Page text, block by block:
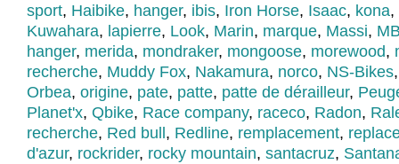
sport, Haibike, hanger, ibis, Iron Horse, Isaac, kona,
Kuwahara, lapierre, Look, Marin, marque, Massi,
hanger, merida, mondraker, mongoose, morewood,
recherche, Muddy Fox, Nakamura, norco, NS-Bikes
Orbea, origine, pate, patte, patte de dérailleur,
Planet'x, Qbike, Race company, raceco, Radon,
recherche, Red bull , Redline, remplacement,
d'azur, rockrider, rocky mountain, santacruz,